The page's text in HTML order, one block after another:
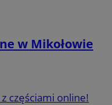
w Mikołowie
częściami online!